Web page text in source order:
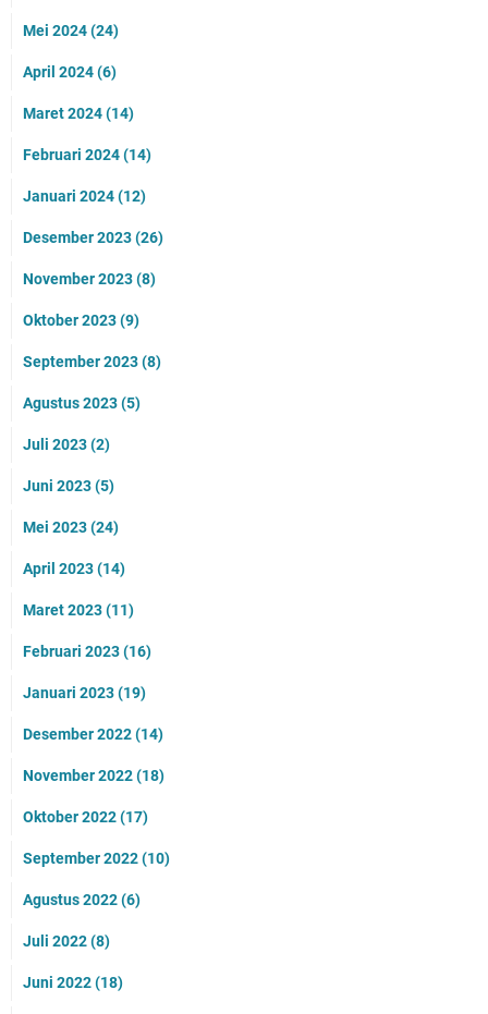
Mei 2024(24)
April 2024(6)
Maret 2024(14)
Februari 2024(14)
Januari 2024(12)
Desember 2023(26)
November 2023(8)
Oktober 2023(9)
September 2023(8)
Agustus 2023(5)
Juli 2023(2)
Juni 2023(5)
Mei 2023(24)
April 2023(14)
Maret 2023(11)
Februari 2023(16)
Januari 2023(19)
Desember 2022(14)
November 2022(18)
Oktober 2022(17)
September 2022(10)
Agustus 2022(6)
Juli 2022(8)
Juni 2022(18)